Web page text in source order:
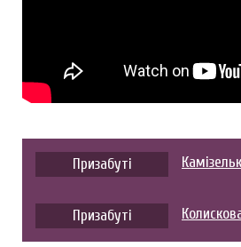
Призабуті
Призабуті